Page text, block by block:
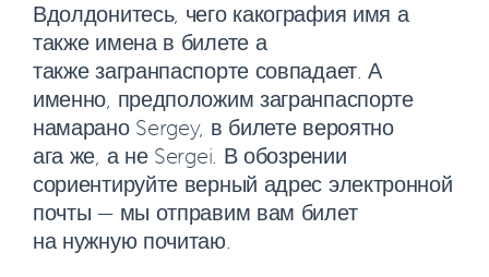
Вдолдонитесь, чего какография имя а
также имена в билете а
также загранпаспорте совпадает. А
именно, предположим загранпаспорте
намарано Sergey, в билете вероятно
ага же, а не Sergei. В обозрении
сориентируйте верный адрес электронной
почты — мы отправим вам билет
на нужную почитаю.